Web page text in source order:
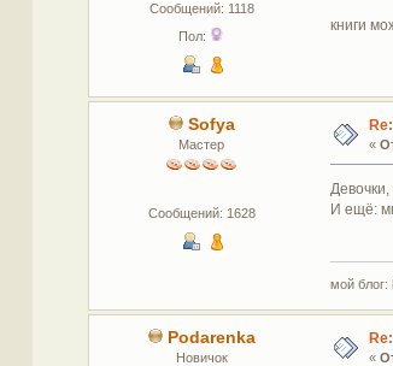
Сообщений: 1118
Пол:
книги
Sofya
Мастер
Сообщений: 1628
«
И ещё:
мой блог:
Podarenka
Новичок «